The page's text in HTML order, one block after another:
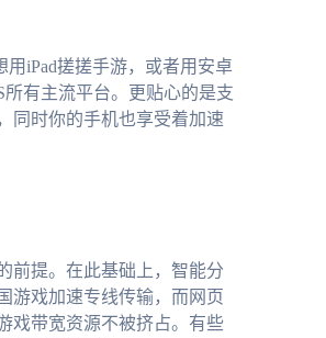
iPad搓搓手游，或者用安卓
所有主流平台。更贴心的是支
同时你的手机也享受着加速
前提。在此基础上，智能分
游戏加速专线传输，而网页
戏带宽资源不被挤占。有些